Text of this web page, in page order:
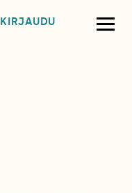
KIRJAUDU